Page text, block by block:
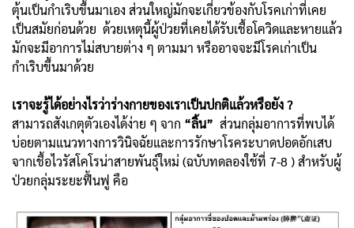
ตุ้นเป็นกำเริบขึ้นมาเอง ส่วนใหญ่มักจะเกี่ยวข้องกับโรคเก่าที่เคย
เป็นสมัยก่อนด้วย ด้วยเหตุนี้ผู้ป่วยที่เคยได้รับเชื้อโควิดและหายแล้ว
มักจะมีอาการไม่สบายต่าง ๆ ตามมา หรืออาจจะมีโรคเก่าเป็น
กำเริบขึ้นมาด้วย
เราจะรู้ได้อย่างไรว่าร่างกายของเราเป็นปกติแล้วหรือยัง ?
สามารถสังเกตุตัวเองได้ง่าย ๆ จาก “ลิ้น” ส่วนกลุ่มอาการที่พบได้
บ่อยตามแนวทางการวินิจฉัยและการรักษาโรคระบาดปอดอักเสบ
จากเชื้อไวรัสโคโรน่าสายพันธุ์ใหม่ (ฉบับทดลองใช้ที่ 7-8 ) สำหรับผู้
ป่วยกลุ่มระยะฟื้นฟู คือ